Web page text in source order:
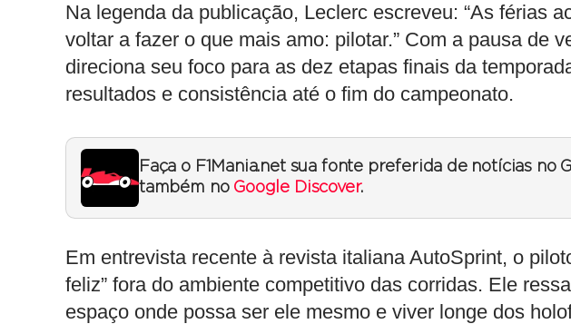
Na legenda da publicação, Leclerc escreveu: “As férias
voltar a fazer o que mais amo: pilotar.” Com a pausa de
direciona seu foco para as dez etapas finais da
resultados e consistência até o fim do campeonato.
Faça o F1Mania.net sua fonte preferida de notícias no
também no Google Discover.
Em entrevista recente à revista italiana AutoSprint, o
feliz” fora do ambiente competitivo das corridas. Ele
espaço onde possa ser ele mesmo e viver longe dos